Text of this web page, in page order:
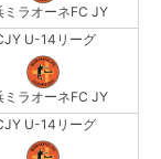
ミラオーネFC JY
U-14リーグ
ミラオーネFC JY
U-14リーグ